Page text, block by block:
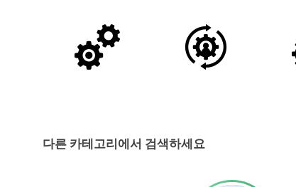
다른 카테고리에서 검색하세요